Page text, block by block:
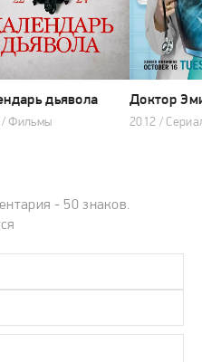
дьявола
/ Фильмы
Доктор
2012 /
- 50 знаков.